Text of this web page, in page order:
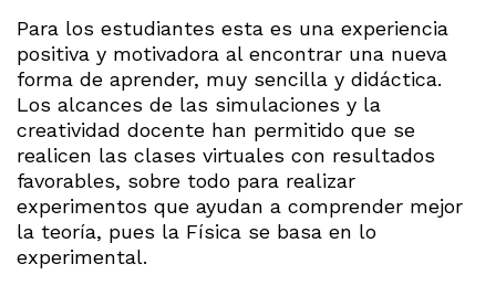
Para los estudiantes esta es una experiencia
positiva y motivadora al encontrar una nueva
forma de aprender, muy sencilla y didáctica.
Los alcances de las simulaciones y la
creatividad docente han permitido que se
realicen las clases virtuales con resultados
favorables, sobre todo para realizar
experimentos que ayudan a comprender mejor
la teoría, pues la Física se basa en lo
experimental.